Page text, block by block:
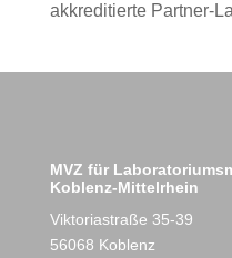
akkreditierte Partner-
MVZ für
Koblenz-Mittelrhein
Viktoriastraße 35-39
56068 Koblenz